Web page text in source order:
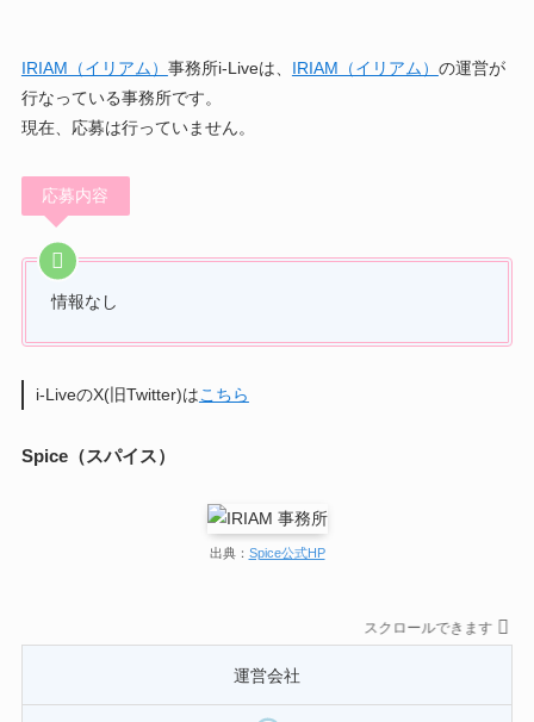
IRIAM（イリアム） 事務所i-Liveは、 IRIAM（イリアム） の運営が
行なっている事務所です。
現在、応募は行っていません。
応募内容
情報なし
i-LiveのX(旧Twitter)はこちら
Spice（スパイス）
出典： Spice公式HP
スクロールできます
運営会社